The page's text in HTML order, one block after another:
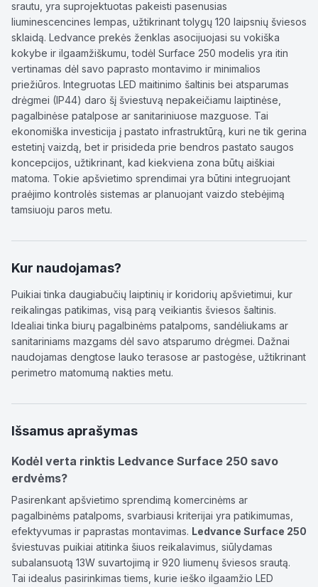
srautu, yra suprojektuotas pakeisti pasenusias
liuminescencines lempas, užtikrinant tolygų 120 laipsnių šviesos
sklaidą. Ledvance prekės ženklas asocijuojasi su vokiška
kokybe ir ilgaamžiškumu, todėl Surface 250 modelis yra itin
vertinamas dėl savo paprasto montavimo ir minimalios
priežiūros. Integruotas LED maitinimo šaltinis bei atsparumas
drėgmei (IP44) daro šį šviestuvą nepakeičiamu laiptinėse,
pagalbinėse patalpose ar sanitariniuose mazguose. Tai
ekonomiška investicija į pastato infrastruktūrą, kuri ne tik gerina
estetinį vaizdą, bet ir prisideda prie bendros pastato saugos
koncepcijos, užtikrinant, kad kiekviena zona būtų aiškiai
matoma. Tokie apšvietimo sprendimai yra būtini integruojant
praėjimo kontrolės sistemas ar planuojant vaizdo stebėjimą
tamsiuoju paros metu.
Kur naudojamas?
Puikiai tinka daugiabučių laiptinių ir koridorių apšvietimui, kur
reikalingas patikimas, visą parą veikiantis šviesos šaltinis.
Idealiai tinka biurų pagalbinėms patalpoms, sandėliukams ar
sanitariniams mazgams dėl savo atsparumo drėgmei. Dažnai
naudojamas dengtose lauko terasose ar pastogėse, užtikrinant
perimetro matomumą nakties metu.
Išsamus aprašymas
Kodėl verta rinktis Ledvance Surface 250 savo
erdvėms?
Pasirenkant apšvietimo sprendimą komercinėms ar
pagalbinėms patalpoms, svarbiausi kriterijai yra patikimumas,
efektyvumas ir paprastas montavimas. Ledvance Surface 250
šviestuvas puikiai atitinka šiuos reikalavimus, siūlydamas
subalansuotą 13W suvartojimą ir 920 liumenų šviesos srautą.
Tai idealus pasirinkimas tiems, kurie ieško ilgaamžio LED